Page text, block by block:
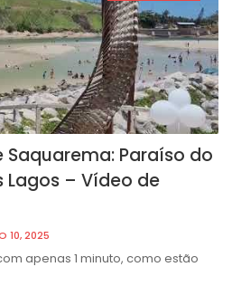
Saquarema: Paraíso do
Lagos – Vídeo de
10, 2025
apenas 1 minuto, como estão